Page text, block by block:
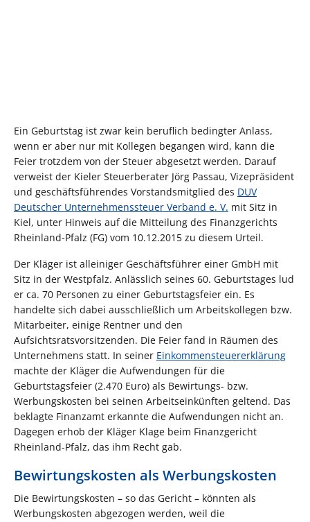
Ein Geburtstag ist zwar kein beruflich bedingter Anlass,
wenn er aber nur mit Kollegen begangen wird, kann die
Feier trotzdem von der Steuer abgesetzt werden. Darauf
verweist der Kieler Steuerberater Jörg Passau, Vizepräsident
und geschäftsführendes Vorstandsmitglied des DUV
Deutscher Unternehmenssteuer Verband e. V. mit Sitz in
Kiel, unter Hinweis auf die Mitteilung des Finanzgerichts
Rheinland-Pfalz (FG) vom 10.12.2015 zu diesem Urteil.
Der Kläger ist alleiniger Geschäftsführer einer GmbH mit
Sitz in der Westpfalz. Anlässlich seines 60. Geburtstages lud
er ca. 70 Personen zu einer Geburtstagsfeier ein. Es
handelte sich dabei ausschließlich um Arbeitskollegen bzw.
Mitarbeiter, einige Rentner und den
Aufsichtsratsvorsitzenden. Die Feier fand in Räumen des
Unternehmens statt. In seiner Einkommensteuererklärung
machte der Kläger die Aufwendungen für die
Geburtstagsfeier (2.470 Euro) als Bewirtungs- bzw.
Werbungskosten bei seinen Arbeitseinkünften geltend. Das
beklagte Finanzamt erkannte die Aufwendungen nicht an.
Dagegen erhob der Kläger Klage beim Finanzgericht
Rheinland-Pfalz, das ihm Recht gab.
Bewirtungskosten als Werbungskosten
Die Bewirtungskosten – so das Gericht – könnten als
Werbungskosten abgezogen werden, weil die